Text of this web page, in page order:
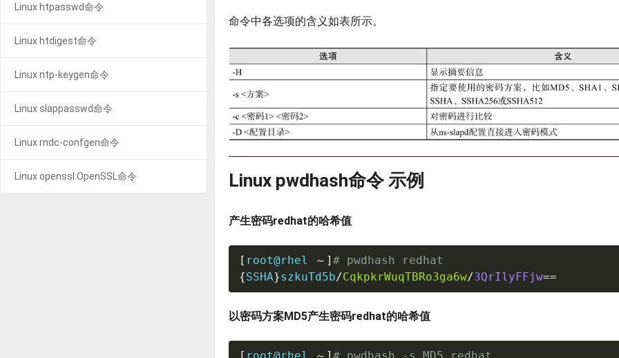
命令中各选项的含义如表所示。
Linux pwdhash命令 示例
产生密码redhat的哈希值
[ root@rhel ～ ] # pwdhash redhat
{SSHA}szkuTd5b/CqkpkrWuqTBRo3ga6w/3QrIlyFFjw==
以密码方案MD5产生密码redhat的哈希值
Linux htpasswd命令
Linux htdigest命令
Linux ntp-keygen命令
Linux slappasswd命令
Linux rndc-confgen命令
Linux openssl:OpenSSL命令